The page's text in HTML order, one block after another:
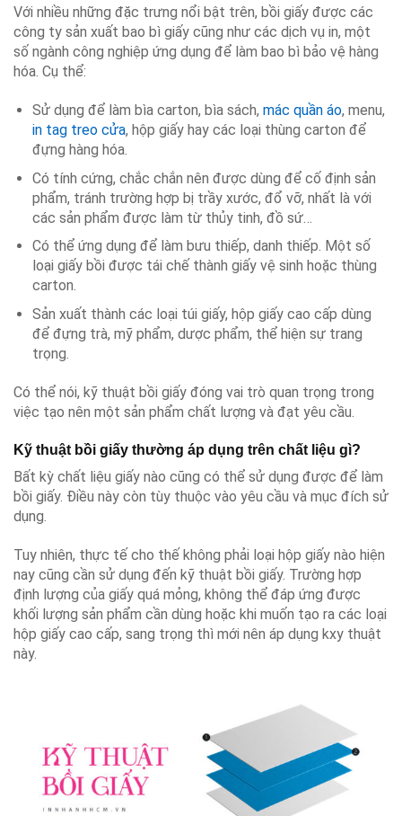
Với nhiều những đặc trưng nổi bật trên, bồi giấy được các
công ty sản xuất bao bì giấy cũng như các dịch vụ in, một
số ngành công nghiệp ứng dụng để làm bao bì bảo vệ hàng
hóa. Cụ thể:
Sử dụng để làm bìa carton, bìa sách, mác quần áo, menu,
in tag treo cửa, hộp giấy hay các loại thùng carton để
đựng hàng hóa.
Có tính cứng, chắc chắn nên được dùng để cố định sản
phẩm, tránh trường hợp bị trầy xước, đổ vỡ, nhất là với
các sản phẩm được làm từ thủy tinh, đồ sứ…
Có thể ứng dụng để làm bưu thiếp, danh thiếp. Một số
loại giấy bồi được tái chế thành giấy vệ sinh hoặc thùng
carton.
Sản xuất thành các loại túi giấy, hộp giấy cao cấp dùng
để đựng trà, mỹ phẩm, dược phẩm, thể hiện sự trang
trọng.
Có thể nói, kỹ thuật bồi giấy đóng vai trò quan trọng trong
việc tạo nên một sản phẩm chất lượng và đạt yêu cầu.
Kỹ thuật bồi giấy thường áp dụng trên chất liệu gì?
Bất kỳ chất liệu giấy nào cũng có thể sử dụng được để làm
bồi giấy. Điều này còn tùy thuộc vào yêu cầu và mục đích sử
dụng.
Tuy nhiên, thực tế cho thế không phải loại hộp giấy nào hiện
nay cũng cần sử dụng đến kỹ thuật bồi giấy. Trường hợp
định lượng của giấy quá mỏng, không thể đáp ứng được
khối lượng sản phẩm cần dùng hoặc khi muốn tạo ra các loại
hộp giấy cao cấp, sang trọng thì mới nên áp dụng kxy thuật
này.